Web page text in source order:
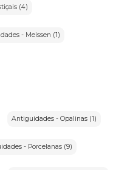
(4)
- Meissen (1)
Antiguidades - Opalinas (1)
- Porcelanas (9)